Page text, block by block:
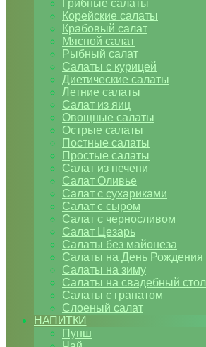
Грибные салаты
Корейские салаты
Крабовый салат
Мясной салат
Рыбный салат
Салаты с курицей
Диетические салаты
Летние салаты
Салат из яиц
Овощные салаты
Острые салаты
Постные салаты
Простые салаты
Салат из печени
Салат Оливье
Салат с сухариками
Салат с сыром
Салат с черносливом
Салат Цезарь
Салаты без майонеза
Салаты на День Рождения
Салаты на зиму
Салаты на свадебный стол
Салаты с гранатом
Слоеный салат
НАПИТКИ
Пунш